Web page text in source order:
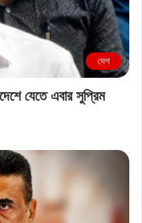
দেশ
যেতে এবার সুপ্রিম